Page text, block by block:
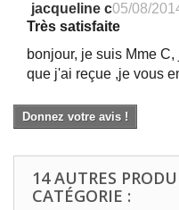
jacqueline c05/08/
Très satisfaite
bonjour, je suis Mme
que j'ai reçue ,je vous
Donnez votre avis !
14 AUTRES
CATÉGORIE :